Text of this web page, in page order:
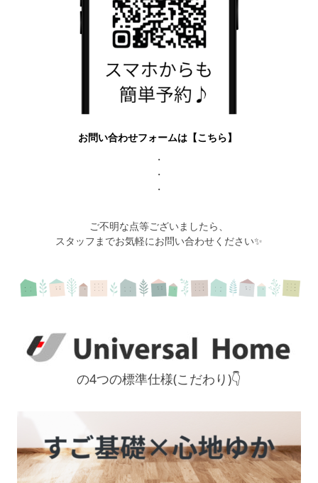
お問い合わせフォームは 【こちら】
・
・
・
ご不明な点等ございましたら、
スタッフまでお気軽にお問い合わせください✨
の4つの標準仕様(こだわり)👇